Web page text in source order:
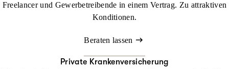
Freelancer und Gewerbetreibende in einem Vertrag. Zu attraktiven
Konditionen.
Beraten lassen
Private Krankenversicherung